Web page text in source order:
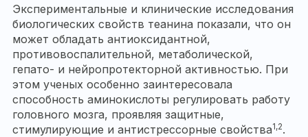
Экспериментальные и клинические исследования
биологических свойств теанина показали, что он
может обладать антиоксидантной,
противовоспалительной, метаболической,
гепато- и нейропротекторной активностью. При
этом ученых особенно заинтересовала
способность аминокислоты регулировать работу
головного мозга, проявляя защитные,
стимулирующие и антистрессорные свойства1,2.